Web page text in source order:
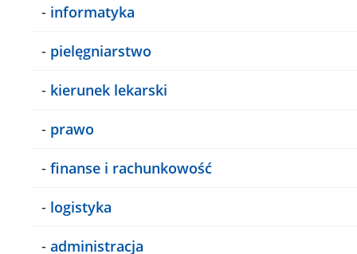
- informatyka
- pielęgniarstwo
- kierunek lekarski
- prawo
- finanse i rachunkowość
- logistyka
- administracja